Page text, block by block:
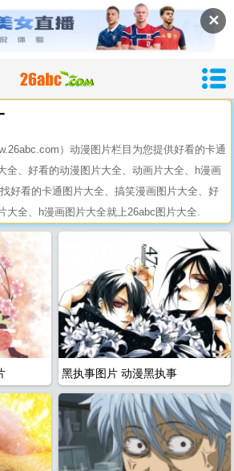
✕
导
航
26abc图片大
）动漫图片栏目为您提供好看的卡通
全、好看的动漫图片大全、动画片大全、h漫画
好看的卡通图片大全、搞笑漫画图片大全、好
大全、h漫画图片大全就上26abc图片大全.
黑执事图片 动漫黑执事